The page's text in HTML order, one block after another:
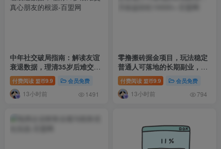
中年社交破局指南：解读友谊
衰退数据，理清35岁后难交真
心朋友的根源
付费阅读 盟币9.9 会员免费
13小时前 1491
零撸搬砖掘金项目，玩法稳定
普通人可落地的长期副业，月
收益轻松10000+
付费阅读 盟币9.9 会员免费
13小时前 794